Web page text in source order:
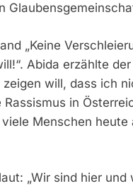
„Keine
Abida erzählte
will, dass ich
in
Menschen
„Wir sind hier